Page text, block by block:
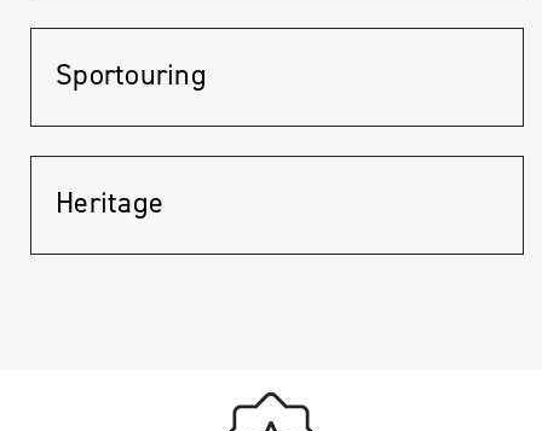
Sportouring
Heritage